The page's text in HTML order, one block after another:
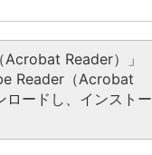
Reader）」
Reader（Acrobat
ロードし、インストー